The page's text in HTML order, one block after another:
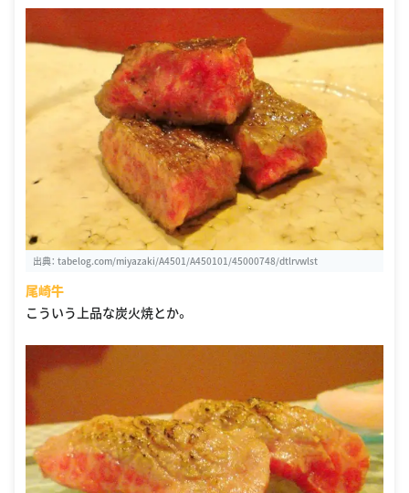
出典： tabelog.com/miyazaki/A4501/A450101/45000748/dtlrvwlst
尾崎牛
こういう上品な炭火焼とか。